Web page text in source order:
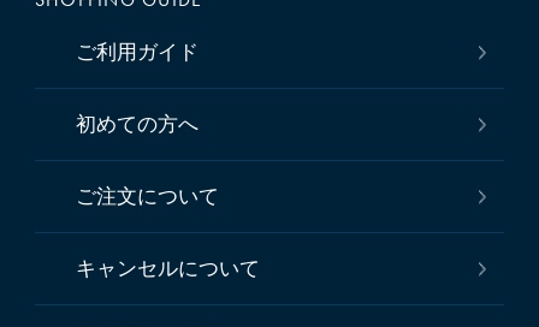
ご利用ガイド
初めての方へ
ご注文について
キャンセルについて